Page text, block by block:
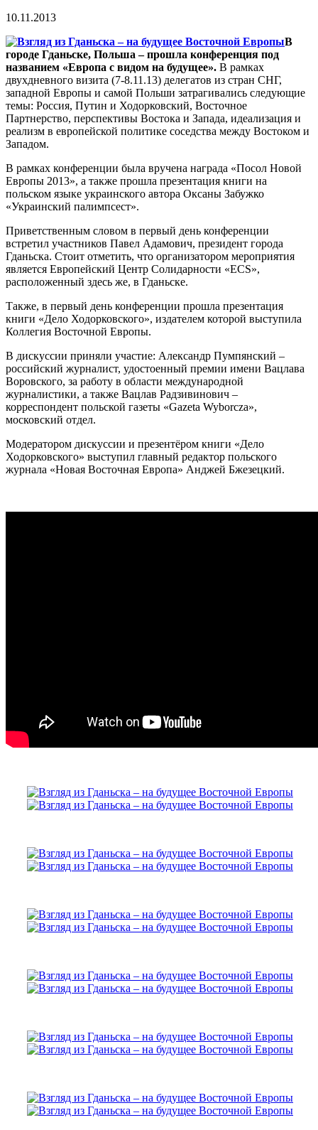
10.11.2013
В
городе Гданьске, Польша – прошла конференция под
названием «Европа с видом на будущее». В рамках
двухдневного визита (7-8.11.13) делегатов из стран СНГ,
западной Европы и самой Польши затрагивались следующие
темы: Россия, Путин и Ходорковский, Восточное
Партнерство, перспективы Востока и Запада, идеализация и
реализм в европейской политике соседства между Востоком и
Западом.
В рамках конференции была вручена награда «Посол Новой
Европы 2013», а также прошла презентация книги на
польском языке украинского автора Оксаны Забужко
«Украинский палимпсест».
Приветственным словом в первый день конференции
встретил участников Павел Адамович, президент города
Гданьска. Стоит отметить, что организатором мероприятия
является Европейский Центр Солидарности «ECS»,
расположенный здесь же, в Гданьске.
Также, в первый день конференции прошла презентация
книги «Дело Ходорковского», издателем которой выступила
Коллегия Восточной Европы.
В дискуссии приняли участие: Александр Пумпянский –
российский журналист, удостоенный премии имени Вацлава
Воровского, за работу в области международной
журналистики, а также Вацлав Радзивинович –
корреспондент польской газеты «Gazeta Wyborcza»,
московский отдел.
Модератором дискуссии и презентёром книги «Дело
Ходорковского» выступил главный редактор польского
журнала «Новая Восточная Европа» Анджей Бжезецкий.